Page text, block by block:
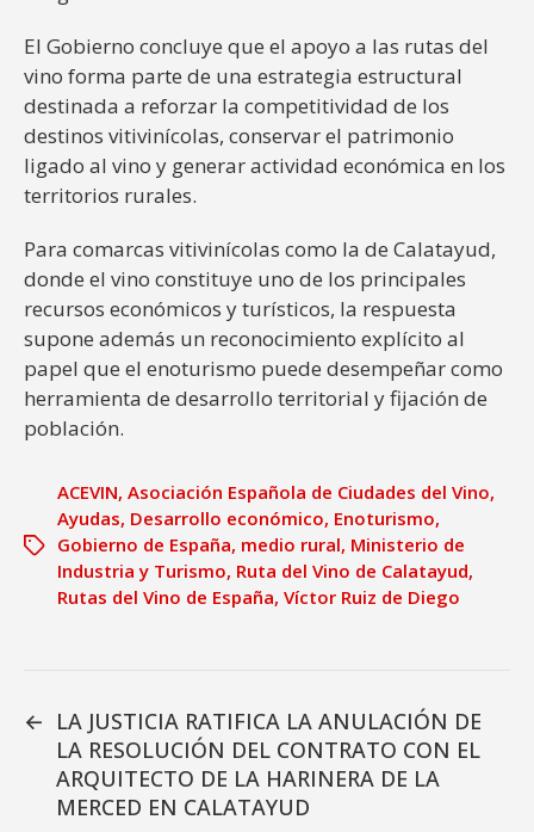
El Gobierno concluye que el apoyo a las rutas del
vino forma parte de una estrategia estructural
destinada a reforzar la competitividad de los
destinos vitivinícolas, conservar el patrimonio
ligado al vino y generar actividad económica en los
territorios rurales.
Para comarcas vitivinícolas como la de Calatayud,
donde el vino constituye uno de los principales
recursos económicos y turísticos, la respuesta
supone además un reconocimiento explícito al
papel que el enoturismo puede desempeñar como
herramienta de desarrollo territorial y fijación de
población.
ACEVIN, Asociación Española de Ciudades del Vino,
Ayudas, Desarrollo económico, Enoturismo,
Gobierno de España, medio rural, Ministerio de
Industria y Turismo, Ruta del Vino de Calatayud,
Rutas del Vino de España, Víctor Ruiz de Diego
← LA JUSTICIA RATIFICA LA ANULACIÓN DE
LA RESOLUCIÓN DEL CONTRATO CON EL
ARQUITECTO DE LA HARINERA DE LA
MERCED EN CALATAYUD